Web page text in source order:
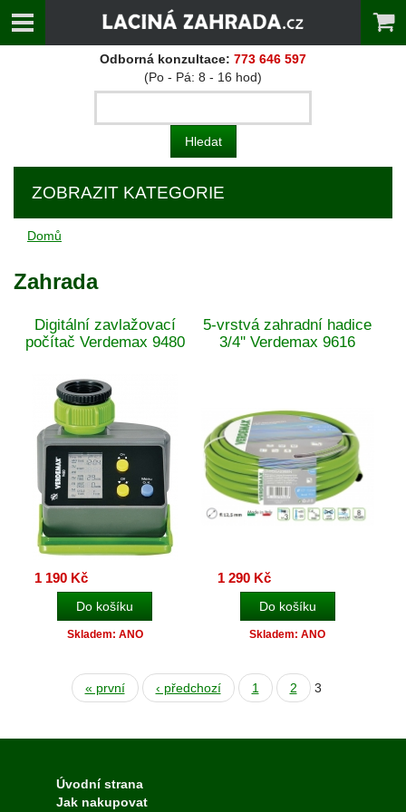
Odborná konzultace: 773 646 597
(Po - Pá: 8 - 16 hod)
ZOBRAZIT KATEGORIE
Domů
Zahrada
Digitální zavlažovací
počítač Verdemax 9480
1 190 Kč
Skladem: ANO
5-vrstvá zahradní hadice
3/4'' Verdemax 9616
1 290 Kč
Skladem: ANO
« první ‹ předchozí 1 2 3
Úvodní strana
Jak nakupovat